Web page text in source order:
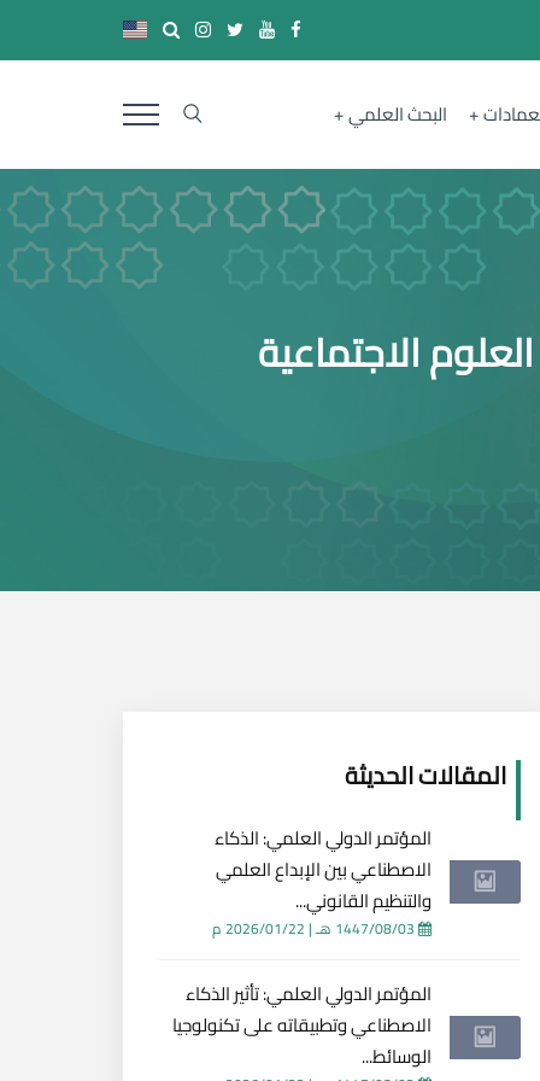
البحث العلمي
الاجتماعية
المقالات الحديثة
المؤتمر الدولي العلمي: الذكاء
الاصطناعي بين الإبداع العلمي
والتنظيم القانوني...
| 2026/01/22 م
المؤتمر الدولي العلمي: تأثير الذكاء
الاصطناعي وتطبيقاته على تكنولوجيا
الوسائط...